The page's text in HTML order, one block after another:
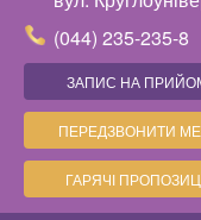
(044) 235-235-8
ЗАПИС НА
ПЕРЕДЗВОНИТИ
ГАРЯЧІ